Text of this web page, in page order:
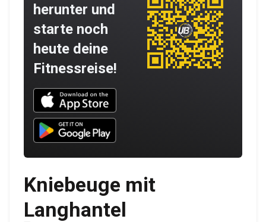
herunter und
starte noch
heute deine
Fitnessreise!
Download UNBROKEN on the App Store
Download UNBROKEN on Google Play
Kniebeuge mit
Langhantel